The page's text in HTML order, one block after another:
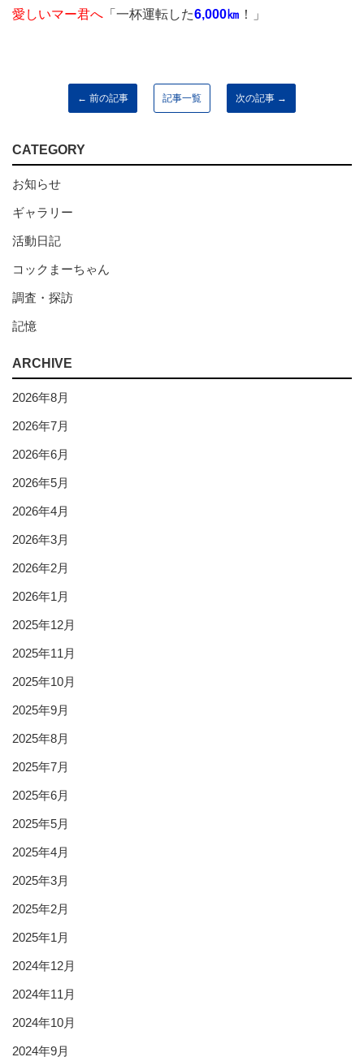
愛しいマー君へ 「一杯運転した6,000㎞ ！」
← 前の記事 記事一覧 次の記事 →
CATEGORY
お知らせ
ギャラリー
活動日記
コックまーちゃん
調査・探訪
記憶
ARCHIVE
2026年8月
2026年7月
2026年6月
2026年5月
2026年4月
2026年3月
2026年2月
2026年1月
2025年12月
2025年11月
2025年10月
2025年9月
2025年8月
2025年7月
2025年6月
2025年5月
2025年4月
2025年3月
2025年2月
2025年1月
2024年12月
2024年11月
2024年10月
2024年9月